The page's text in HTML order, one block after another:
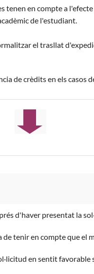
tenen en compte a
de l'estudiant.
el trasllat
de crèdits en els casos
d'haver presentat la
de tenir en compte que el
en sentit